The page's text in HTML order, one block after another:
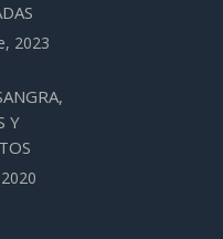
2023
Y